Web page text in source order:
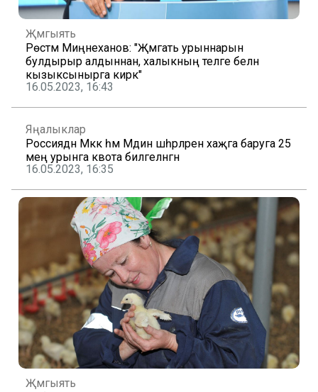
Җәмгыять
Рөстәм Миңнеханов: "Җәмәгать урыннарын
булдырыр алдыннан, халыкның теләге белән
кызыксынырга кирәк"
16.05.2023, 16:43
Яңалыклар
Россиядән Мәккә һәм Мәдинә шәһәрләренә хаҗга баруга 25
мең урынга квота билгеләнгән
16.05.2023, 16:35
Җәмгыять